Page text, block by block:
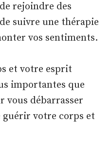
rejoindre des
suivre une thérapie
vos sentiments.
et votre esprit
importantes que
vous débarrasser
guérir votre corps et